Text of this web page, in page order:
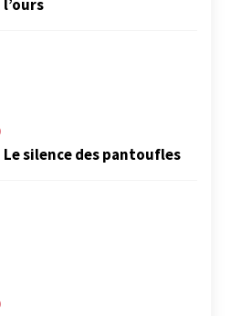
l’ours
Le silence des pantoufles